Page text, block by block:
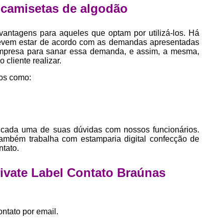
Empresa Private Label
Private Label para Pequenas
Private Label Roupas
Private Label Roupas
Estamparia Digital em Camisetas
Estamparia em Camiseta de
de algodão
para aqueles que optam por utilizá-los. Há
estar de acordo com as demandas apresentadas
para sanar essa demanda, e assim, a mesma,
cliente realizar.
como:
uma de suas dúvidas com nossos funcionários.
trabalha com estamparia digital confecção de
Label Contato Braúnas
por email.